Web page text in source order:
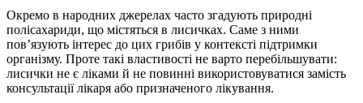
Окремо в народних джерелах часто згадують природні
полісахариди, що містяться в лисичках. Саме з ними
пов’язують інтерес до цих грибів у контексті підтримки
організму. Проте такі властивості не варто перебільшувати:
лисички не є ліками й не повинні використовуватися замість
консультації лікаря або призначеного лікування.